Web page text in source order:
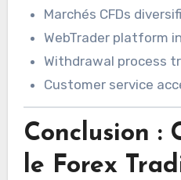
Marchés CFDs
WebTrader platform
Withdrawal process
Customer service
Conclusion :
le Forex